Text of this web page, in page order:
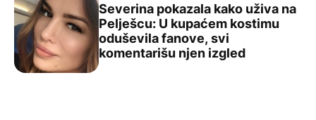
Severina pokazala kako uživa na Pelješcu: U
Severina pokazala kako uživa na
Pelješcu: U kupaćem kostimu
oduševila fanove, svi
komentarišu njen izgled